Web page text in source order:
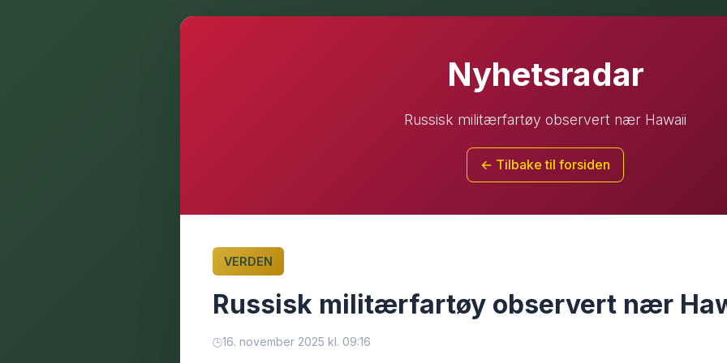
Nyhetsradar
Russisk militærfartøy observert nær Hawaii
← Tilbake til forsiden
VERDEN
Russisk militærfartøy observert nær
16. november 2025 kl. 09:16